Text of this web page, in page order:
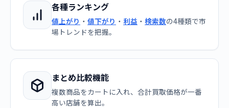
各種ランキング
値上がり ・ 値下がり ・ 利益 ・ 検索数の4種類で市
場トレンドを把握。
まとめ比較機能
複数商品をカートに入れ、合計買取価格が一番
高い店舗を算出。